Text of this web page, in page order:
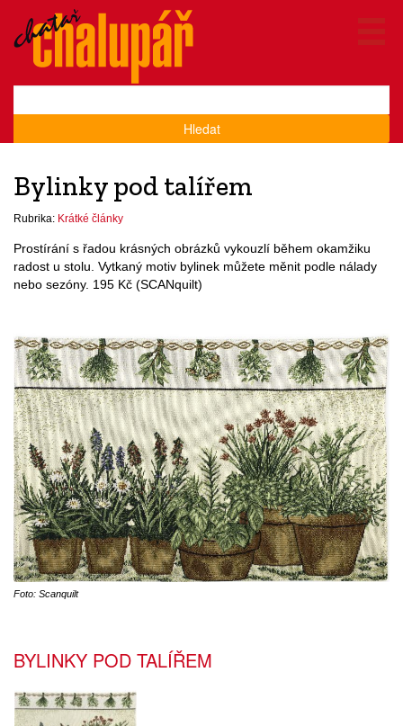
Hledat
Bylinky pod talířem
Rubrika: Krátké články
Prostírání s řadou krásných obrázků vykouzlí během okamžiku
radost u stolu. Vytkaný motiv bylinek můžete měnit podle nálady
nebo sezóny. 195 Kč (SCANquilt)
Foto: Scanquilt
BYLINKY POD TALÍŘEM